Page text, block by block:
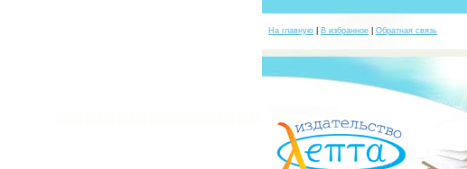
На главную В избранное Обратная связь